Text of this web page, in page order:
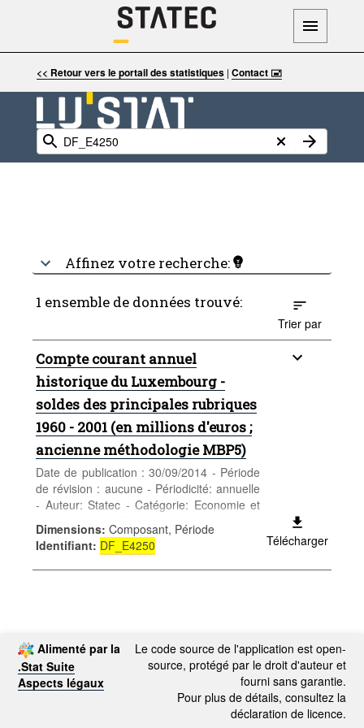
<< Retour vers le portail des statistiques| Contact 🖃
Affinez votre recherche:
1 ensemble de données trouvé:
Trier par
Compte courant annuel
historique du Luxembourg -
soldes des principales rubriques
1960 - 2001 (en millions d'euros ;
ancienne méthodologie MBP5)
Date de publication : 30/09/2014 - Période
de révision : aucune - Périodicité: annuelle
- Auteur: Statec - Catégorie: Economie et
finances - Relations économiques
extérieures - Mots-clés: relations économ.
extérieures
Dimensions: Composant, Période
Identifiant: DF_E4250 Télécharger
Alimenté par la
.Stat Suite
Aspects légaux
Le code source de l'application est open-
source, protégé par le droit d'auteur et
fourni sans garantie.
Pour plus de détails, consultez la
déclaration de licence.